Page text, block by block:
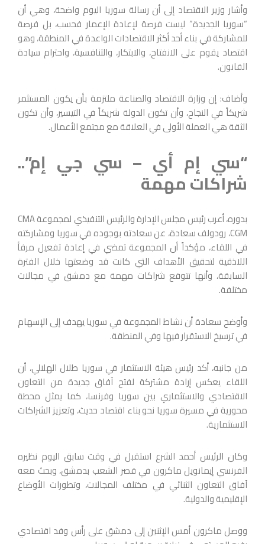
وأشار وزير الاقتصاد إلى أن رسالة سوريا اليوم واضحة، وهي أن
“سوريا الجديدة” ليست فرصة لإعادة الإعمار فحسب، بل فرصة
للمشاركة في بناء أحد أكثر الاقتصادات الواعدة في المنطقة، وهو
اقتصاد يقوم على الانفتاح، والابتكار، والتنافسية، واحترام سيادة
القانون.
وأضاف: إن وزارة الاقتصاد والصناعة ملتزمة بأن يكون المستثمر
شريكاً في النجاح، وأن تكون الدولة شريكاً في التيسير، وأن تكون
الثقة هي العملة الأولى في العلاقة مع مجتمع الأعمال.
“سي إم أي – سي جي إم”..
شراكات مهمة
بدوره، أعرب رئيس مجلس الإدارة والرئيس التنفيذي لمجموعة CMA
CGM، رودولف سعادة، عن سعادته بوجوده في سوريا ومشاركته
في اللقاء، مؤكداً أن المجموعة تمضي في إعادة تفعيل مرفأ
اللاذقية لتحقيق الأهداف التي كانت قد وضعتها خلال الفترة
السابقة، وأنها تتوقع شراكات مهمة مع دمشق في ‏مجالات
مختلفة.‏
وأوضح سعادة أن نشاط المجموعة في سوريا يهدف إلى الإسهام
في ترسيخ الاستقرار فيها وفي المنطقة.
من جانبه، أكد رئيس هيئة الاستثمار في سوريا طلال الهلالي، أن
اللقاء يعكس إرادة مشتركة لفتح آفاق جديدة من التعاون
الاقتصادي والاستثماري بين سوريا وفرنسا، كما يمثل محطة
محورية في مسيرة سوريا نحو بناء اقتصاد حديث، وتعزيز الشراكات
الاستثمارية.
وكان الرئيس أحمد الشرع استقبل في وقت سابق اليوم نظيره
الفرنسي إيمانويل ماكرون في قصر الشعب بدمشق، وبحث معه
آفاق التعاون الثنائي في مختلف المجالات، وتطورات الأوضاع
الإقليمية والدولية.
ووصل ماكرون أمس الإثنين إلى دمشق على رأس وفد اقتصادي